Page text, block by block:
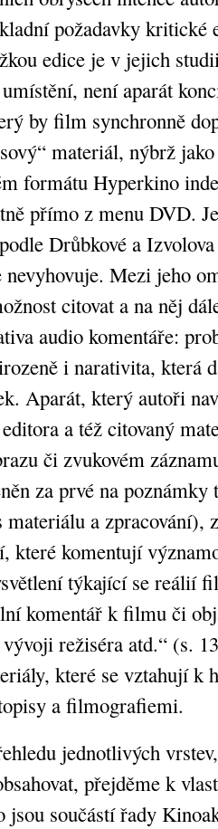
požadavky kritické
edice je v jejich
není aparát
by film synchronně
materiál, nýbrž
formátu Hyperkino
přímo z menu DVD.
Drůbkové a
nevyhovuje. Mezi jeho
citovat a na něj
audio komentáře:
i narativita, která
Aparát, který autoři
a též citovaný
či zvukovém
za prvé na poznámky
a zpracování),
které komentují
týkající se reálií
komentář k filmu či
režiséra atd.“ (s.
které se vztahují k
a filmografiemi.
jednotlivých
přejděme k
součástí řady